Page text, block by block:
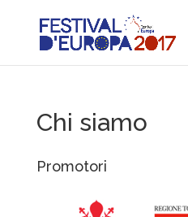
Chi siamo
Promotori